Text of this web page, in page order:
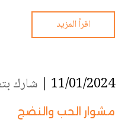
اقرأ المزيد
11/01/2024 | شارك
مشوار الحب والنضج